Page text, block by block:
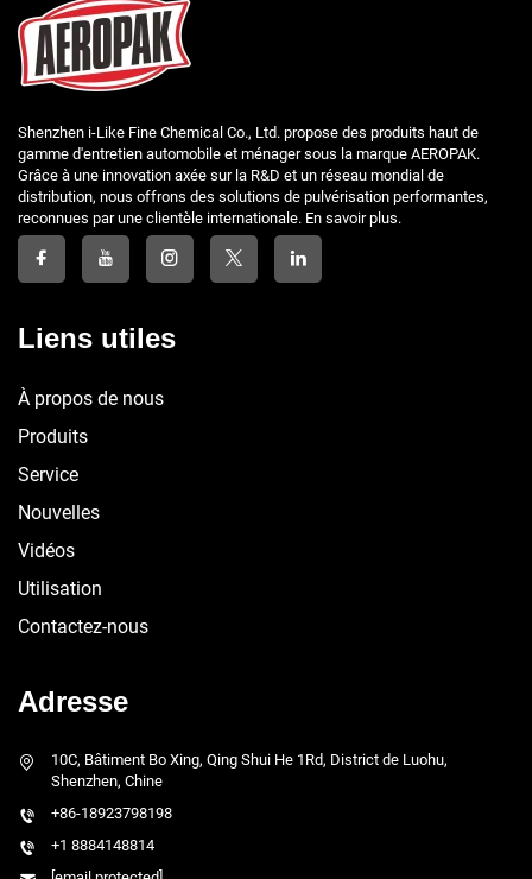
Shenzhen i-Like Fine Chemical Co., Ltd. propose des produits haut de
gamme d'entretien automobile et ménager sous la marque AEROPAK.
Grâce à une innovation axée sur la R&D et un réseau mondial de
distribution, nous offrons des solutions de pulvérisation performantes,
reconnues par une clientèle internationale. En savoir plus.
Liens utiles
À propos de nous
Produits
Service
Nouvelles
Vidéos
Utilisation
Contactez-nous
Adresse
10C, Bâtiment Bo Xing, Qing Shui He 1Rd, District de Luohu,
Shenzhen, Chine
+86-18923798198
+1 8884148814